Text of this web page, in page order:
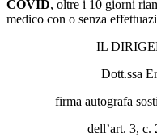
COVID, oltre i 10 giorni
medico con o senza
IL
Dott.ssa
firma autografa
dell’art. 3, c.